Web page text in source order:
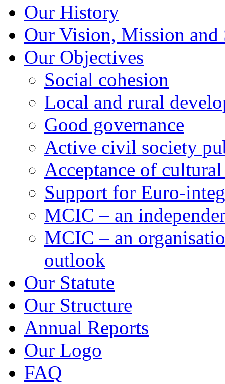
Our History
Our Vision, Mission and
Our Objectives
Social cohesion
Local and rural
Good governance
Active civil society
Acceptance of
Support for Euro-
MCIC – an
MCIC – an
outlook
Our Statute
Our Structure
Annual Reports
Our Logo
FAQ